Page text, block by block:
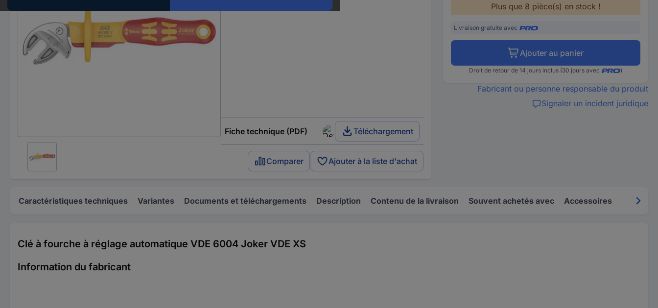
Fiche technique (PDF) Téléchargement
Comparer Ajouter à la liste d'achat
Plus que 8 pièce(s) en stock !
Livraison gratuite avec
Ajouter au panier
Droit de retour de 14 jours inclus (30 jours avec )
Fabricant ou personne responsable du produit
Signaler un incident juridique
Caractéristiques techniques Variantes Documents et téléchargements Description Contenu de la livraison Souvent achetés avec Accessoires
Clé à fourche à réglage automatique VDE 6004 Joker VDE XS
Information du fabricant